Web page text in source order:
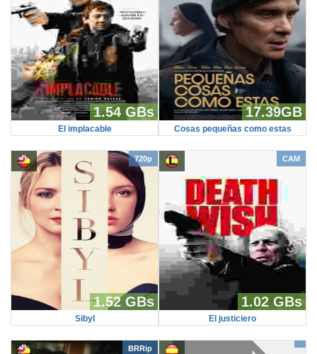
1.54 GBs
El implacable
17.39GB
Cosas pequeñas como estas
720p
1.52 GBs
Sibyl
CAM
1.02 GBs
El justiciero
BRRip